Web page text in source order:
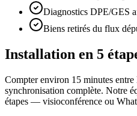
Diagnostics DPE/GES
Biens retirés du flux
Installation en 5
Compter environ 15 minutes entre
synchronisation complète. Notre
étapes — visioconférence ou